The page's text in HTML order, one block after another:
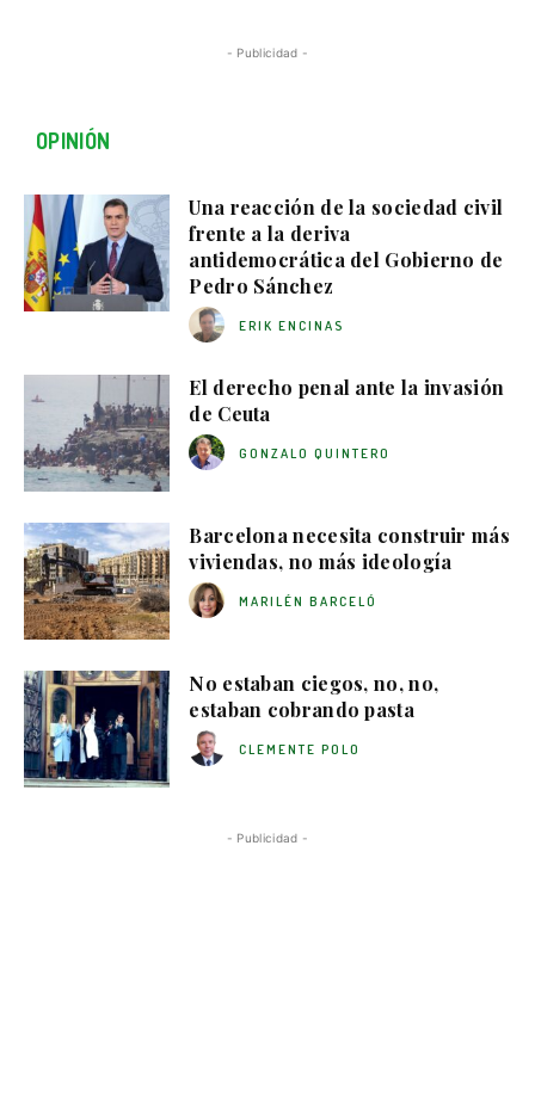
- Publicidad -
OPINIÓN
Una reacción de la sociedad civil
frente a la deriva
antidemocrática del Gobierno de
Pedro Sánchez
ERIK ENCINAS
El derecho penal ante la invasión
de Ceuta
GONZALO QUINTERO
Barcelona necesita construir más
viviendas, no más ideología
MARILÉN BARCELÓ
No estaban ciegos, no, no,
estaban cobrando pasta
CLEMENTE POLO
- Publicidad -